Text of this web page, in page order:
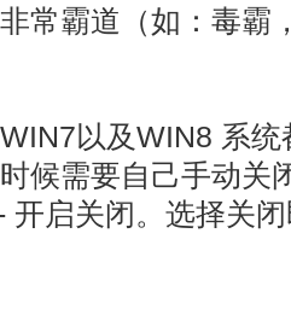
常霸道（如：毒霸
以及WIN8 系统
候需要自己手动关
开启关闭。选择关